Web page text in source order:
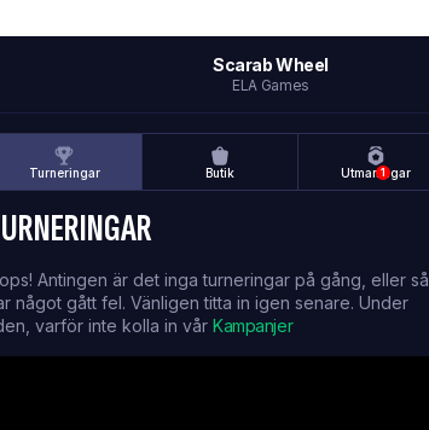
Scarab Wheel
ELA Games
Turneringar Butik 1
Utmaningar
Antingen är det inga turneringar på gång, eller så
något gått fel. Vänligen titta in igen senare. Under
varför inte kolla in vår Kampanjer